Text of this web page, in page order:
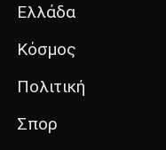
Ελλάδα
Κόσμος
Πολιτική
Σπορ